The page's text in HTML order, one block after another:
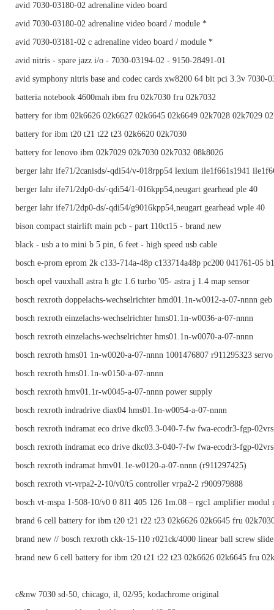
avid 7030-03180-02 adrenaline video board
avid 7030-03180-02 adrenaline video board / module *
avid 7030-03181-02 c adrenaline video board / module *
avid nitris - spare jazz i/o - 7030-03194-02 - 9150-28491-01
avid symphony nitris base and codec cards xw8200 64 bit pci 3.3v 7030-
batteria notebook 4600mah ibm fru 02k7030 fru 02k7032
battery for ibm 02k6626 02k6627 02k6645 02k6649 02k7028 02k7029
battery for ibm t20 t21 t22 t23 02k6620 02k7030
battery for lenovo ibm 02k7029 02k7030 02k7032 08k8026
berger lahr ife71/2canisds/-qdi54/v-018rpp54 lexium ile1f661s1941
berger lahr ife71/2dp0-ds/-qdi54/1-016kpp54,neugart gearhead ple 40
berger lahr ife71/2dp0-ds/-qdi54/g9016kpp54,neugart gearhead wple 40
bison compact stairlift main pcb - part 110ct15 - brand new
black - usb a to mini b 5 pin, 6 feet - high speed usb cable
bosch e-prom eprom 2k c133-714a-48p c133714a48p pc200 041761-05
bosch opel vauxhall astra h gtc 1.6 turbo '05- astra j 1.4 map sensor
bosch rexroth doppelachs-wechselrichter hmd01.1n-w0012-a-07-nnnn geb
bosch rexroth einzelachs-wechselrichter hms01.1n-w0036-a-07-nnnn
bosch rexroth einzelachs-wechselrichter hms01.1n-w0070-a-07-nnnn
bosch rexroth hms01 1n-w0020-a-07-nnnn 1001476807 r911295323
bosch rexroth hms01.1n-w0150-a-07-nnnn
bosch rexroth hmv01.1r-w0045-a-07-nnnn power supply
bosch rexroth indradrive diax04 hms01.1n-w0054-a-07-nnnn
bosch rexroth indramat eco drive dkc03.3-040-7-fw fwa-ecodr3-fgp-
bosch rexroth indramat eco drive dkc03.3-040-7-fw fwa-ecodr3-fgp-
bosch rexroth indramat hmv01.1e-w0120-a-07-nnnn (r911297425)
bosch rexroth vt-vrpa2-2-10/v0/t5 controller vrpa2-2 r900979888
bosch vt-mspa 1-508-10/v0 0 811 405 126 1m.08 – rgc1 amplifier modul
brand 6 cell battery for ibm t20 t21 t22 t23 02k6626 02k6645 fru
brand new // bosch rexroth ckk-15-110 r021ck/4000 linear ball screw
brand new 6 cell battery for ibm t20 t21 t22 t23 02k6626 02k6645 fru
c&nw 7030 sd-50, chicago, il, 02/95; kodachrome original